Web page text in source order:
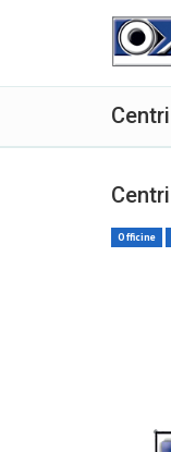
Officine